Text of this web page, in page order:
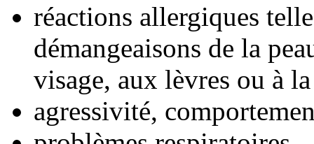
réactions allergiques
démangeaisons de la
visage, aux lèvres ou à
agressivité,